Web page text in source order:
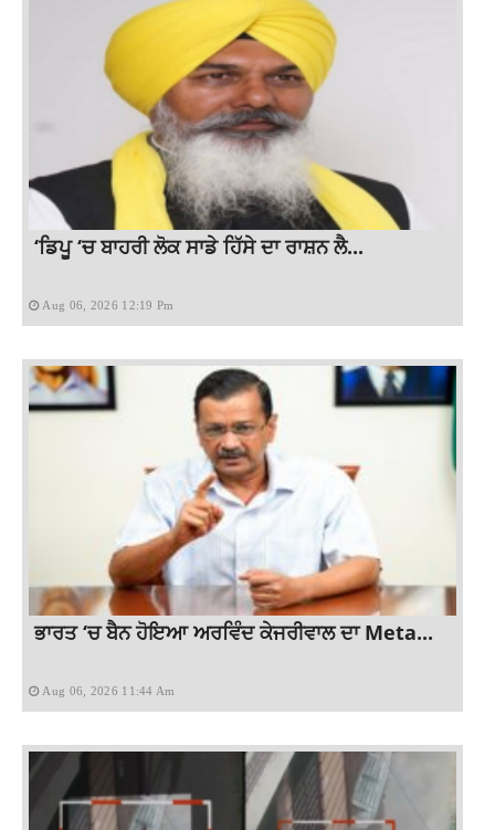
‘ਡਿਪੂ ‘ਚ ਬਾਹਰੀ ਲੋਕ ਸਾਡੇ ਹਿੱਸੇ ਦਾ ਰਾਸ਼ਨ ਲੈ...
Aug 06, 2026 12:19 Pm
ਭਾਰਤ ‘ਚ ਬੈਨ ਹੋਇਆ ਅਰਵਿੰਦ ਕੇਜਰੀਵਾਲ ਦਾ Meta...
Aug 06, 2026 11:44 Am